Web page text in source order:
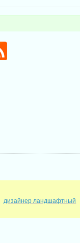
дизайнер ландшафтный